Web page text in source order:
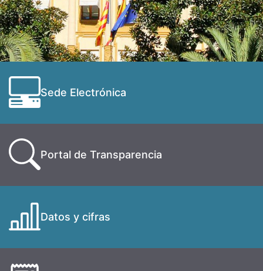
Sede Electrónica
Portal de Transparencia
Datos y cifras